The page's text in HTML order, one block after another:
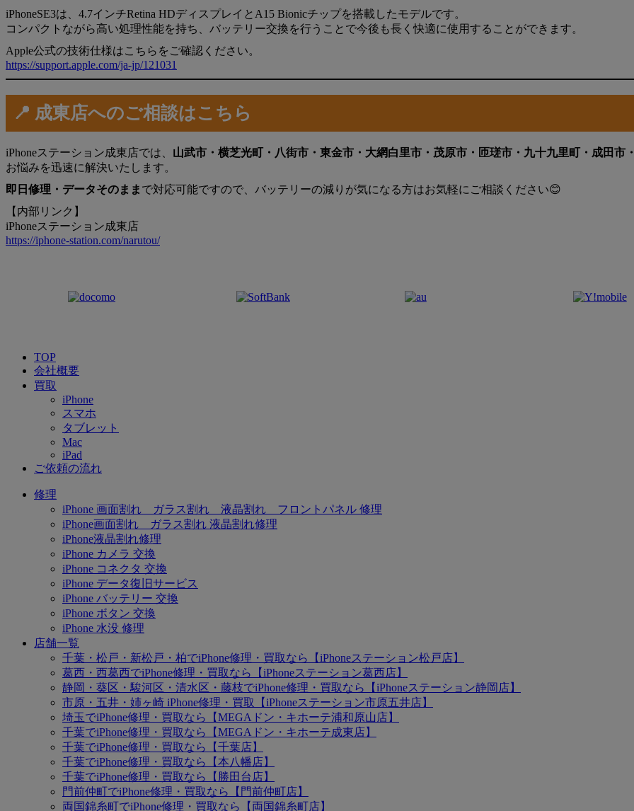
iPhoneSE3は、4.7インチRetina HDディスプレイとA15 Bionicチップを搭載したモデルです。
コンパクトながら高い処理性能を持ち、バッテリー交換を行うことで今後も長く快適に使用することができます。
Apple公式の技術仕様はこちらをご確認ください。
https://support.apple.com/ja-jp/121031
📍 成東店へのご相談はこちら
iPhoneステーション成東店では、 山武市・横芝光町・八街市・東金市・大網白里市・茂原市・匝瑳市・九十九里町・成田市
お悩みを迅速に解決いたします。
即日修理・データそのまま で対応可能ですので、バッテリーの減りが気になる方はお気軽にご相談ください😊
【内部リンク】
iPhoneステーション成東店
https://iphone-station.com/narutou/
TOP
会社概要
買取
iPhone
スマホ
タブレット
Mac
iPad
ご依頼の流れ
修理
iPhone 画面割れ ガラス割れ 液晶割れ フロントパネル 修理
iPhone画面割れ ガラス割れ 液晶割れ修理
iPhone液晶割れ修理
iPhone カメラ 交換
iPhone コネクタ 交換
iPhone データ復旧サービス
iPhone バッテリー 交換
iPhone ボタン 交換
iPhone 水没 修理
店舗一覧
千葉・松戸・新松戸・柏でiPhone修理・買取なら【iPhoneステーション松戸店】
葛西・西葛西でiPhone修理・買取なら【iPhoneステーション葛西店】
静岡・葵区・駿河区・清水区・藤枝でiPhone修理・買取なら【iPhoneステーション静岡店】
市原・五井・姉ヶ崎 iPhone修理・買取【iPhoneステーション市原五井店】
埼玉でiPhone修理・買取なら【MEGAドン・キホーテ浦和原山店】
千葉でiPhone修理・買取なら【MEGAドン・キホーテ成東店】
千葉でiPhone修理・買取なら【千葉店】
千葉でiPhone修理・買取なら【本八幡店】
千葉でiPhone修理・買取なら【勝田台店】
門前仲町でiPhone修理・買取なら【門前仲町店】
両国錦糸町でiPhone修理・買取なら【両国錦糸町店】